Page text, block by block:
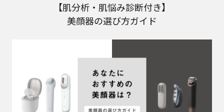
【肌分析・肌悩み診断付き】
美顔器の選び方ガイド